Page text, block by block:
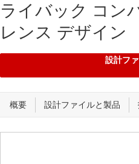
ライバック コン
レンス デザイン
設計フ